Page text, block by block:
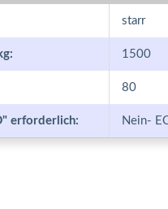
starr
1500
80
erforderlich: Nein-